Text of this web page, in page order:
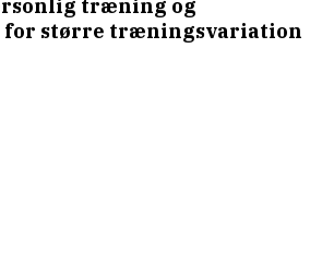
træning og
større træningsvariation